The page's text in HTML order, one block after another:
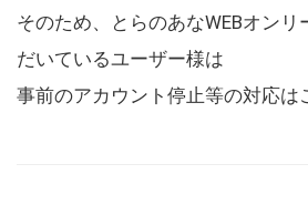
そのため、とらのあなWEBオンリ
だいているユーザー様は
事前のアカウント停止等の対応は